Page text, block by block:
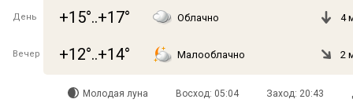
День +15°..+17° Облачно 4
Вечер +12°..+14° Малооблачно 2
Молодая луна Восход: 05:04 Заход: 20:43